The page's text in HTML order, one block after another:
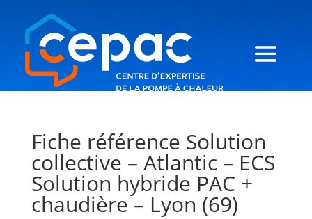
Fiche référence Solution
collective – Atlantic – ECS
Solution hybride PAC +
chaudière – Lyon (69)